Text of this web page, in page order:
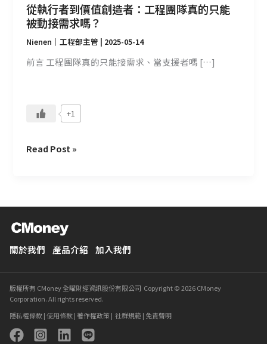
從執行者到價值創造者：工程團隊真的只能
被動接需求嗎？
Nienen｜工程部主管 | 2025-05-14
前言 工程團隊真的只能接需求、當支援者嗎 […]
+1
真
的
只
能
嗎？
Read Post »
關於我們 產品介紹 加入我們
版權所有 CMoney 全曜財經資訊股份有限公司 Copyright © 2026 CMoney
Corporation. All rights reserved.
隱私權條款|使用條款| 著作權政策| 社群規範 | 免責聲明